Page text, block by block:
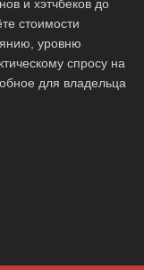
и хэтчбеков до
стоимости
уровню
спросу на
для владельца